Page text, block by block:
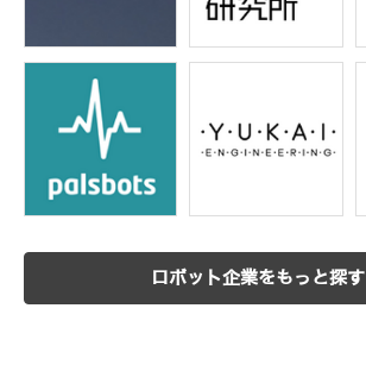
ロボット企業をもっと探す